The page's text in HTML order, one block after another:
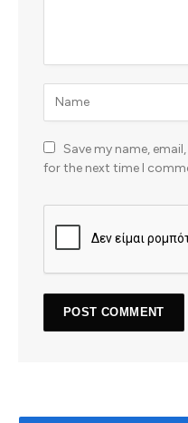
Save my name,
for the next time I